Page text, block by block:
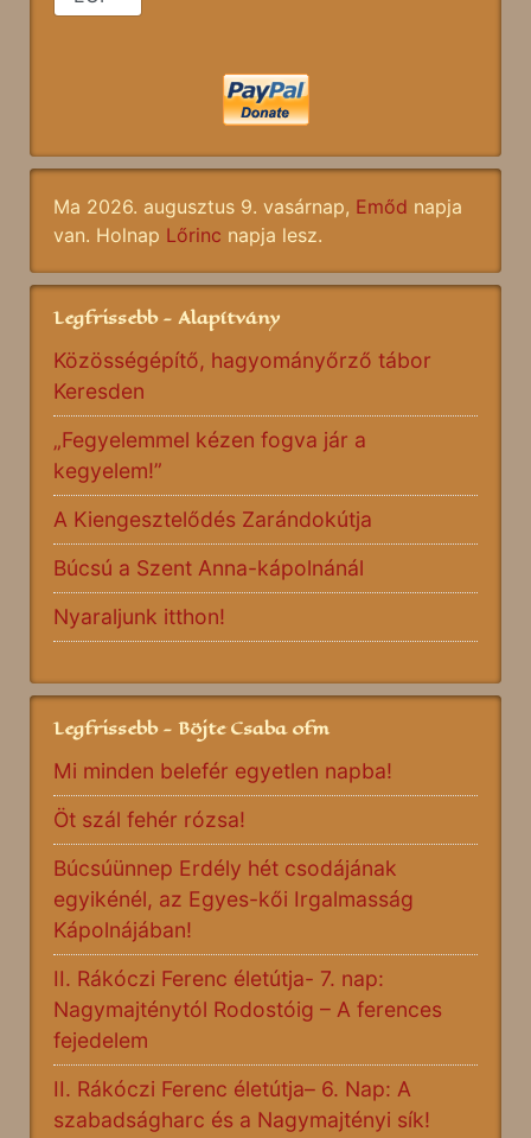
Ma 2026. augusztus 9. vasárnap, Emőd napja
van. Holnap Lőrinc napja lesz.
Legfrissebb - Alapítvány
Közösségépítő, hagyományőrző tábor
Keresden
„Fegyelemmel kézen fogva jár a
kegyelem!”
A Kiengesztelődés Zarándokútja
Búcsú a Szent Anna-kápolnánál
Nyaraljunk itthon!
Legfrissebb - Böjte Csaba ofm
Mi minden belefér egyetlen napba!
Öt szál fehér rózsa!
Búcsúünnep Erdély hét csodájának
egyikénél, az Egyes-kői Irgalmasság
Kápolnájában!
II. Rákóczi Ferenc életútja- 7. nap:
Nagymajténytól Rodostóig – A ferences
fejedelem
II. Rákóczi Ferenc életútja– 6. Nap: A
szabadságharc és a Nagymajtényi sík!